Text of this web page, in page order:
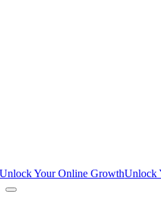
Unlock Your Online GrowthUnlock